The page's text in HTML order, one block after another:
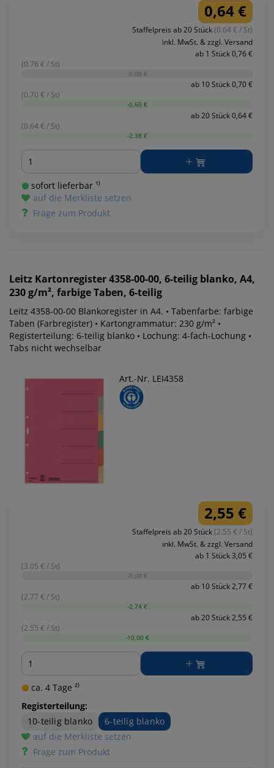
0,64 €
Staffelpreis ab 20 Stück(0.64 € / St)
inkl. MwSt. & zzgl. Versand
ab 1 Stück 0,76 €
(0.76 € / St)
-0,00 €
ab 10 Stück 0,70 €
(0.70 € / St)
-0,60 €
ab 20 Stück 0,64 €
(0.64 € / St)
-2,38 €
Menge
sofort lieferbar ¹⁾
auf die Merkliste setzen
Frage zum Produkt
Leitz Kartonregister 4358-00-00, 6-teilig blanko, A4,
230 g/m², farbige Taben, 6-teilig
Leitz 4358-00-00 Blankoregister in A4. • Tabenfarbe: farbige
Taben (Farbregister) • Kartongrammatur: 230 g/m² •
Registerteilung: 6-teilig blanko • Lochung: 4-fach-Lochung •
Tabs nicht wechselbar
Art.-Nr. LEI4358
2,55 €
Staffelpreis ab 20 Stück(2.55 € / St)
inkl. MwSt. & zzgl. Versand
ab 1 Stück 3,05 €
(3.05 € / St)
-0,00 €
ab 10 Stück 2,77 €
(2.77 € / St)
-2,74 €
ab 20 Stück 2,55 €
(2.55 € / St)
-10,00 €
Menge
ca. 4 Tage ²⁾
Registerteilung:
10-teilig blanko
6-teilig blanko
auf die Merkliste setzen
Frage zum Produkt